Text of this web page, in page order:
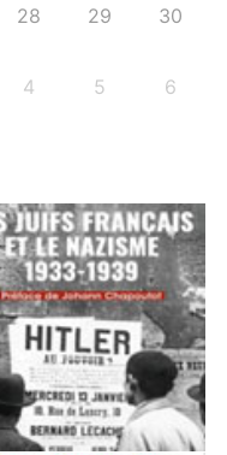
28 29 30
4 5 6